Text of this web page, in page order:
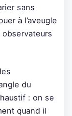
sans
à l’aveugle
du
: on se
quand il